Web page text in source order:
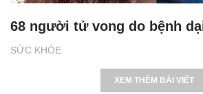
SỨC KHỎE
68 người tử vong do bệnh
XEM THÊM BÀI VIẾT